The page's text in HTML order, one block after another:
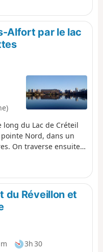
fonction des crues de
des
Alfort par le lac
du Lac de Créteil
Nord, dans un
On traverse ensuite,
originaux, et de
de rejoindre
Juliottes.
du Réveillon et
3h 30